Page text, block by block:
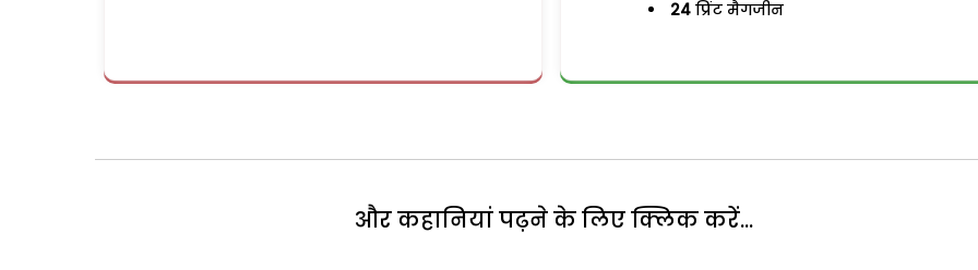
24 प्रिंट मैगजीन
और कहानियां पढ़ने के लिए क्लिक करें...